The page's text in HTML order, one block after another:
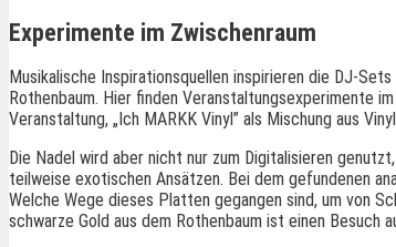
Experimente im Zwischenraum
Musikalische Inspirationsquellen inspirieren die DJ-
Rothenbaum. Hier finden Veranstaltungsexperimente
Veranstaltung, „Ich MARKK Vinyl” als Mischung aus
Die Nadel wird aber nicht nur zum Digitalisieren
teilweise exotischen Ansätzen. Bei dem gefundenen
Welche Wege dieses Platten gegangen sind, um von
schwarze Gold aus dem Rothenbaum ist einen Besuch